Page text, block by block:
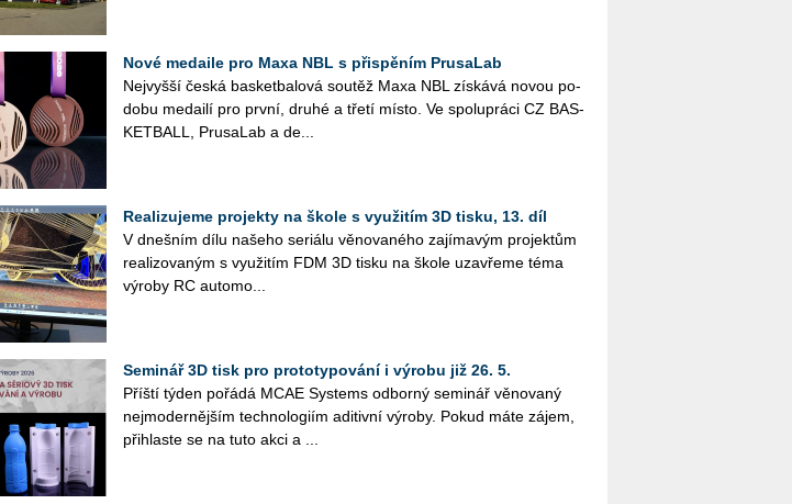
Nové medaile pro Maxa NBL s přispěním PrusaLab
Nej­vyš­ší česká bas­ket­ba­lo­vá sou­těž Maxa NBL zís­ká­vá novou po­
do­bu me­dai­lí pro první, druhé a třetí místo. Ve spo­lu­prá­ci CZ BAS­
KET­BALL, Prusa­Lab a de­...
Realizujeme projekty na škole s využitím 3D tisku, 13. díl
V dneš­ním dílu na­še­ho se­ri­á­lu vě­no­va­né­ho za­jí­ma­vým pro­jek­tům
re­a­li­zo­va­ným s vy­u­ži­tím FDM 3D tisku na škole uza­vře­me téma
vý­ro­by RC au­to­mo­...
Seminář 3D tisk pro prototypování i výrobu již 26. 5.
Příští týden po­řá­dá MCAE Sys­tems od­bor­ný se­mi­nář vě­no­va­ný
nej­mo­der­něj­ším tech­no­lo­giím adi­tiv­ní vý­ro­by. Pokud máte zájem,
při­hlas­te se na tuto akci a ...